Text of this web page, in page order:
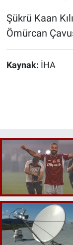
Şükrü Kaan
Ömürcan
Kaynak: İHA